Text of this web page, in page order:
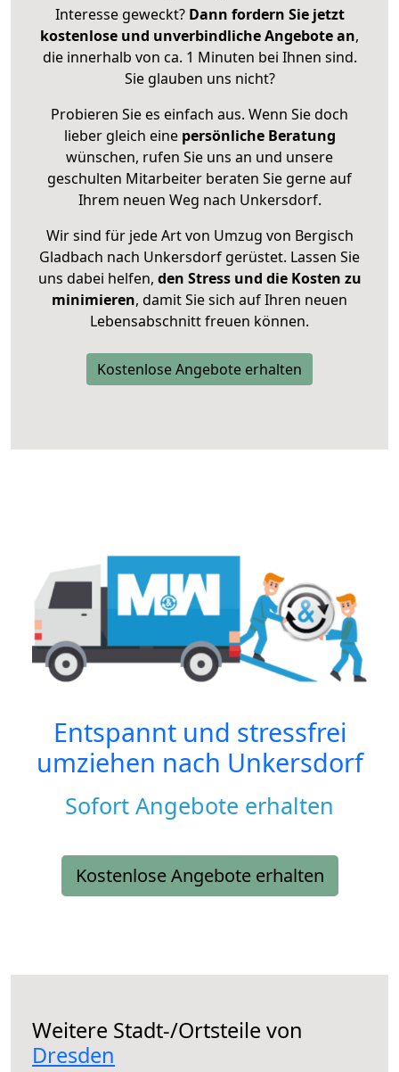
Interesse geweckt? Dann fordern Sie jetzt
kostenlose und unverbindliche Angebote an,
die innerhalb von ca. 1 Minuten bei Ihnen sind.
Sie glauben uns nicht?
Probieren Sie es einfach aus. Wenn Sie doch
lieber gleich eine persönliche Beratung
wünschen, rufen Sie uns an und unsere
geschulten Mitarbeiter beraten Sie gerne auf
Ihrem neuen Weg nach Unkersdorf.
Wir sind für jede Art von Umzug von Bergisch
Gladbach nach Unkersdorf gerüstet. Lassen Sie
uns dabei helfen, den Stress und die Kosten zu
minimieren, damit Sie sich auf Ihren neuen
Lebensabschnitt freuen können.
Kostenlose Angebote erhalten
Entspannt und stressfrei
umziehen nach Unkersdorf
Sofort Angebote erhalten
Kostenlose Angebote erhalten
Weitere Stadt-/Ortsteile von
Dresden